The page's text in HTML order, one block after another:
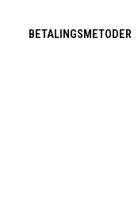
BETALINGSMETODER